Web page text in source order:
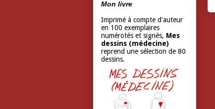
Mon livre
Imprimé à compte d'auteur
en 100 exemplaires
numérotés et signés, Mes
dessins (médecine)
reprend une sélection de 80
dessins.